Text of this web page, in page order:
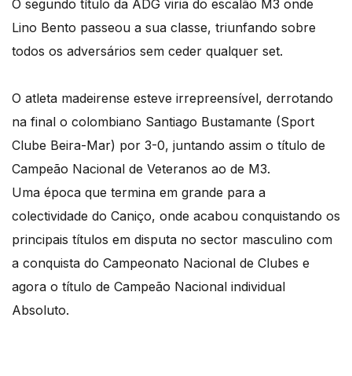
O segundo título da ADG viria do escalão M3 onde
Lino Bento passeou a sua classe, triunfando sobre
todos os adversários sem ceder qualquer set.
O atleta madeirense esteve irrepreensível, derrotando
na final o colombiano Santiago Bustamante (Sport
Clube Beira-Mar) por 3-0, juntando assim o título de
Campeão Nacional de Veteranos ao de M3.
Uma época que termina em grande para a
colectividade do Caniço, onde acabou conquistando os
principais títulos em disputa no sector masculino com
a conquista do Campeonato Nacional de Clubes e
agora o título de Campeão Nacional individual
Absoluto.